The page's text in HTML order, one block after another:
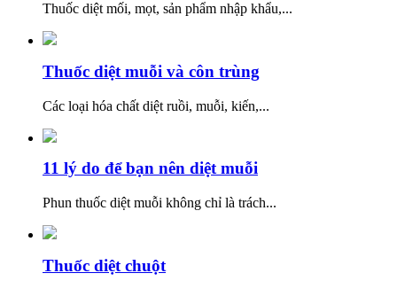
Thuốc diệt mối, mọt, sản phẩm nhập khẩu,...
Thuốc diệt muỗi và côn trùng
Các loại hóa chất diệt ruồi, muỗi, kiến,...
11 lý do để bạn nên diệt muỗi
Phun thuốc diệt muỗi không chỉ là trách...
Thuốc diệt chuột